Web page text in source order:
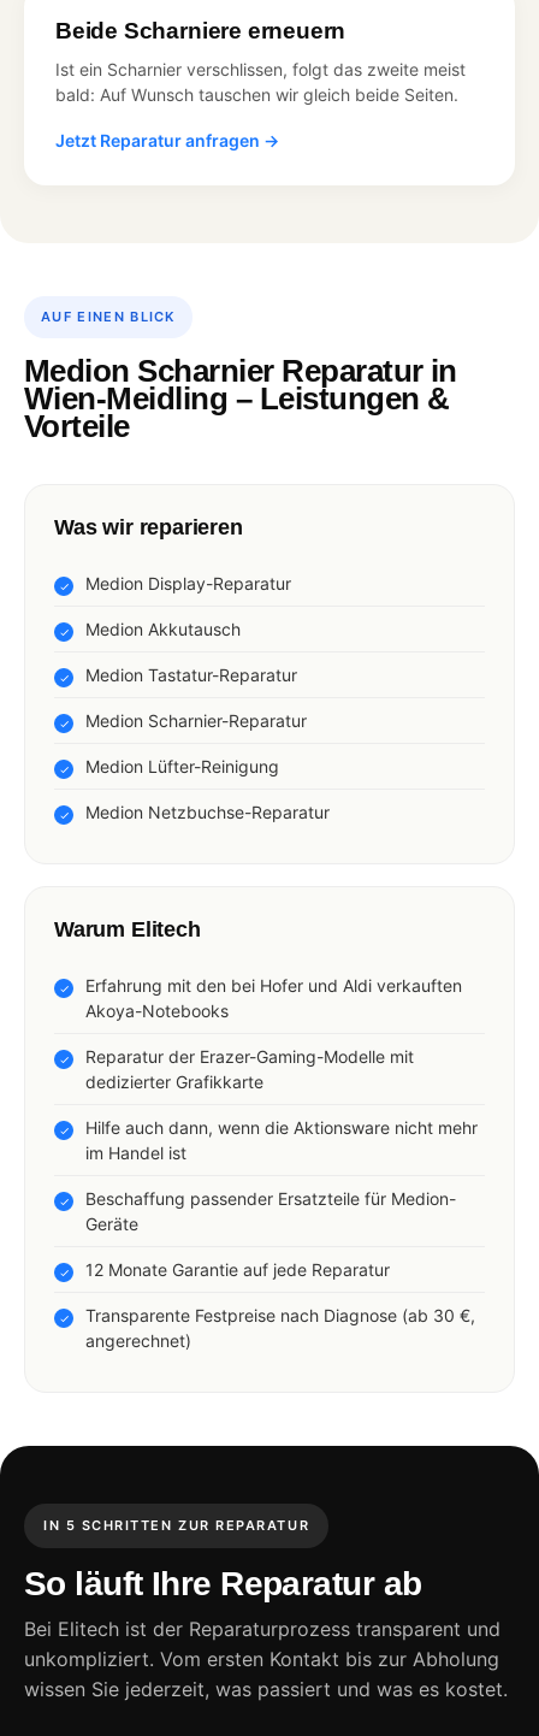
Beide Scharniere erneuern
Ist ein Scharnier verschlissen, folgt das zweite meist
bald: Auf Wunsch tauschen wir gleich beide Seiten.
Jetzt Reparatur anfragen →
AUF EINEN BLICK
Medion Scharnier Reparatur in
Wien-Meidling – Leistungen &
Vorteile
Was wir reparieren
Medion Display-Reparatur
Medion Akkutausch
Medion Tastatur-Reparatur
Medion Scharnier-Reparatur
Medion Lüfter-Reinigung
Medion Netzbuchse-Reparatur
Warum Elitech
Erfahrung mit den bei Hofer und Aldi verkauften
Akoya-Notebooks
Reparatur der Erazer-Gaming-Modelle mit
dedizierter Grafikkarte
Hilfe auch dann, wenn die Aktionsware nicht mehr
im Handel ist
Beschaffung passender Ersatzteile für Medion-
Geräte
12 Monate Garantie auf jede Reparatur
Transparente Festpreise nach Diagnose (ab 30 €,
angerechnet)
IN 5 SCHRITTEN ZUR REPARATUR
So läuft Ihre Reparatur ab
Bei Elitech ist der Reparaturprozess transparent und
unkompliziert. Vom ersten Kontakt bis zur Abholung
wissen Sie jederzeit, was passiert und was es kostet.